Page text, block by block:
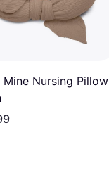
Mine Nursing Pillow